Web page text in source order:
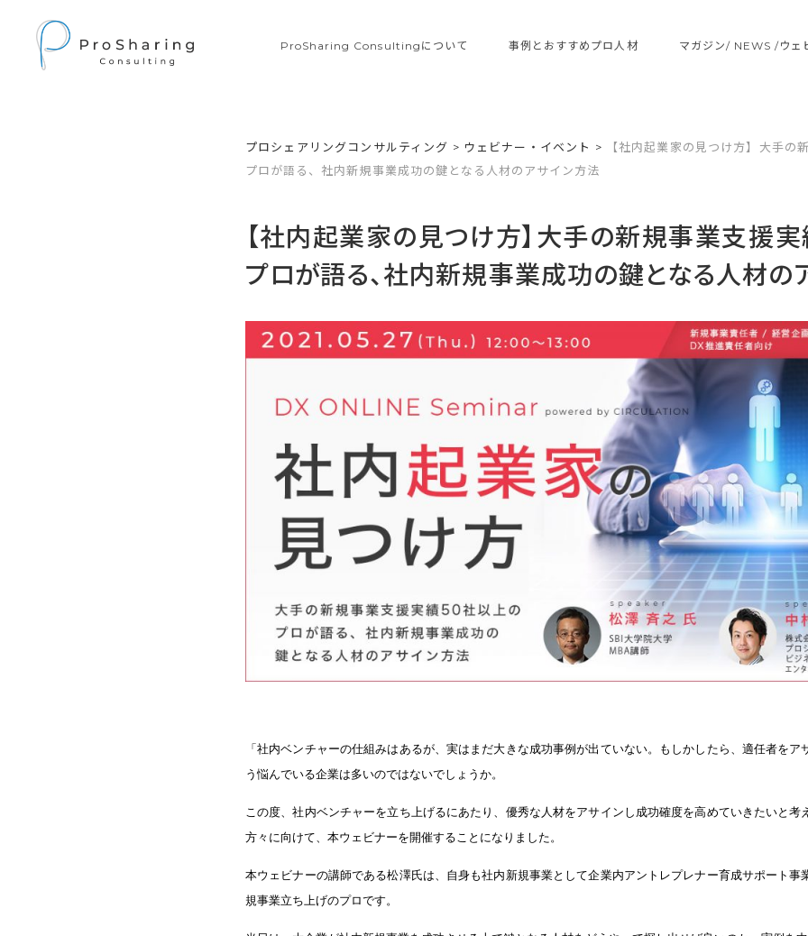
ProSharing Consultingについて 事例とおすすめプロ人材 マガジン/ NEWS /ウェ
プロシェアリングコンサルティング > ウェビナー・イベント >
【社内起業家の見つけ方】大手の
プロが語る、社内新規事業成功の鍵となる人材のアサイン方法
【社内起業家の見つけ方】大手の新規事業支援
プロが語る、社内新規事業成功の鍵となる人材の
「社内ベンチャーの仕組みはあるが、実はまだ大きな成功事例が出ていない。もしかしたら、適任者をア
う悩んでいる企業は多いのではないでしょうか。
この度、社内ベンチャーを立ち上げるにあたり、優秀な人材をアサインし成功確度を高めていきたいと考
方々に向けて、本ウェビナーを開催することになりました。
本ウェビナーの講師である松澤氏は、自身も社内新規事業として企業内アントレプレナー育成サポート事
規事業立ち上げのプロです。